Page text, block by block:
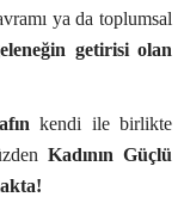
ya da toplumsal
getirisi olan
kendi ile birlikte
Kadının Güçlü